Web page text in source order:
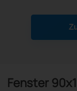
Fenster